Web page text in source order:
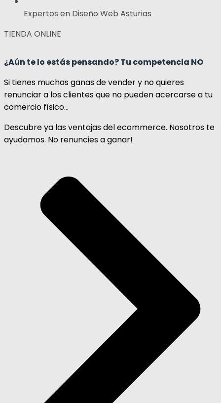
Expertos en Diseño Web Asturias
TIENDA ONLINE
¿Aún te lo estás pensando? Tu competencia NO
Si tienes muchas ganas de vender y no quieres
renunciar a los clientes que no pueden acercarse a tu
comercio físico…
Descubre ya las ventajas del ecommerce. Nosotros te
ayudamos. No renuncies a ganar!